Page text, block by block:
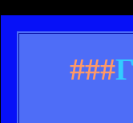
###